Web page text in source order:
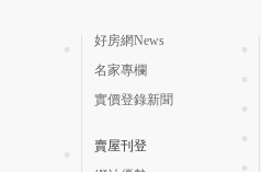
好房網News
名家專欄
實價登錄新聞
賣屋刊登